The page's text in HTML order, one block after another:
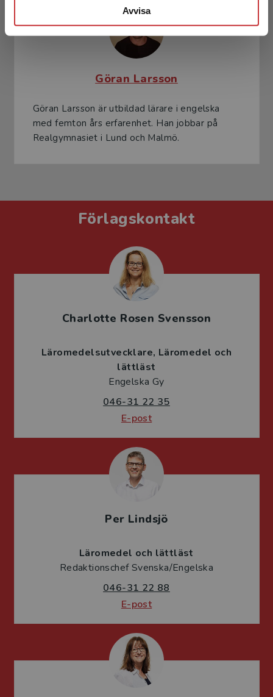
Avvisa
Göran Larsson
Göran Larsson är utbildad lärare i engelska
med femton års erfarenhet. Han jobbar på
Realgymnasiet i Lund och Malmö.
Förlagskontakt
Charlotte Rosen Svensson
Läromedelsutvecklare Läromedel och
lättläst
Engelska Gy
046-31 22 35
E-post
Per Lindsjö
Läromedel och lättläst
Redaktionschef Svenska/Engelska
046-31 22 88
E-post